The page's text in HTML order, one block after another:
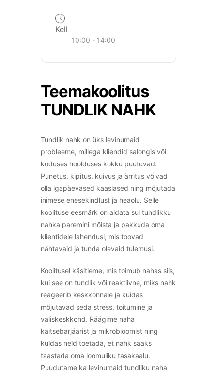
Kell
10:00 - 14:00
Teemakoolitus
TUNDLIK NAHK
Tundlik nahk on üks levinumaid
probleeme, millega kliendid salongis või
koduses hoolduses kokku puutuvad.
Punetus, kipitus, kuivus ja ärritus võivad
olla igapäevased kaaslased ning mõjutada
inimese enesekindlust ja heaolu. Selle
koolituse eesmärk on aidata sul tundlikku
nahka paremini mõista ja pakkuda oma
klientidele lahendusi, mis toovad
nähtavaid ja tunda olevaid tulemusi.
Koolitusel käsitleme, mis toimub nahas siis,
kui see on tundlik või reaktiivne, miks nahk
reageerib keskkonnale ja kuidas
mõjutavad seda stress, toitumine ja
väliskeskkond. Räägime naha
kaitsebarjäärist ja mikrobioomist ning
kuidas neid toetada, et nahk saaks
taastada oma loomuliku tasakaalu.
Puudutame ka levinumaid tundliku naha